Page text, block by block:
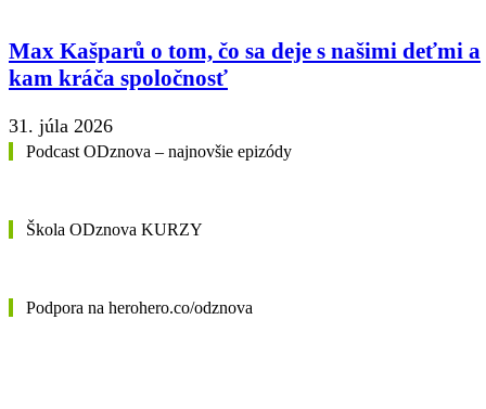
Max Kašparů o tom, čo sa deje s našimi deťmi a
kam kráča spoločnosť
31. júla 2026
Podcast ODznova – najnovšie epizódy
Škola ODznova KURZY
Podpora na herohero.co/odznova